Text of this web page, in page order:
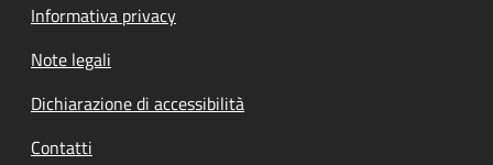
Informativa privacy
Note legali
Dichiarazione di accessibilità
Contatti